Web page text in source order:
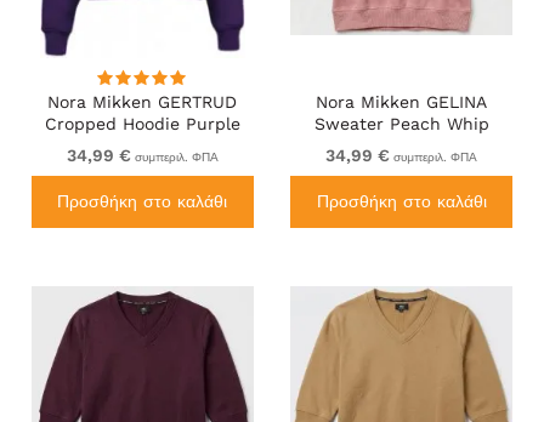
Nora Mikken GERTRUD
Cropped Hoodie Purple
34,99 € συμπεριλ. ΦΠΑ
Προσθήκη στο καλάθι
Nora Mikken GELINA
Sweater Peach Whip
34,99 € συμπεριλ. ΦΠΑ
Προσθήκη στο καλάθι